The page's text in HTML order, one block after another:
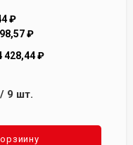
₽
₽
428,44₽
/ 9 шт.